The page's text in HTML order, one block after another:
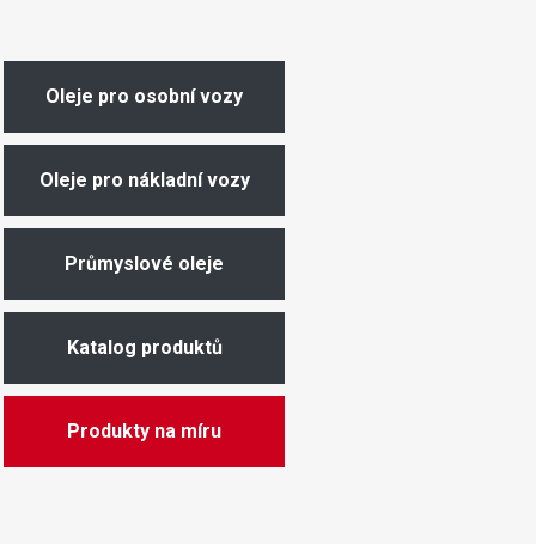
Oleje pro osobní vozy
Oleje pro nákladní vozy
Průmyslové oleje
Katalog produktů
Produkty na míru